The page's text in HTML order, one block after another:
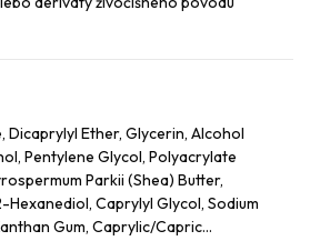
Dicaprylyl Ether, Glycerin, Alcohol
Pentylene Glycol, Polyacrylate
Parkii (Shea) Butter,
Hexanediol, Caprylyl Glycol, Sodium
Gum, Caprylic/Capric